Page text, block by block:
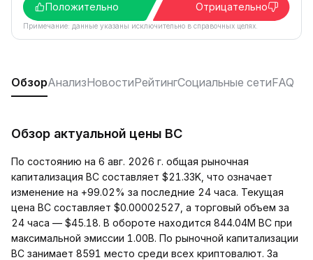
Положительно
Отрицательно
Примечание: данные указаны исключительно в справочных целях.
ОбзорАнализНовостиРейтингСоциальные сетиFAQ
Обзор актуальной цены BC
По состоянию на 6 авг. 2026 г. общая рыночная
капитализация BC составляет $21.33K, что означает
изменение на +99.02% за последние 24 часа. Текущая
цена BC составляет $0.00002527, а торговый объем за
24 часа — $45.18. В обороте находится 844.04M BC при
максимальной эмиссии 1.00B. По рыночной капитализации
BC занимает 8591 место среди всех криптовалют. За